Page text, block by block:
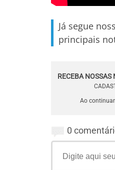
Já segue
principais
RECEBA NOSSAS
Ao
0